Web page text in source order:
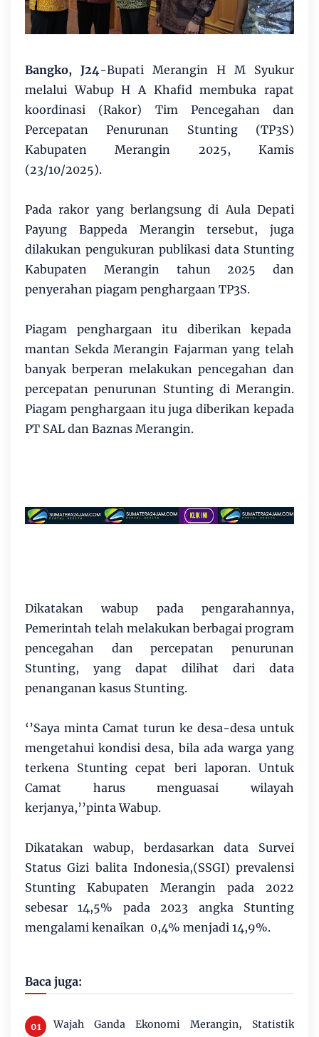
Bangko, J24-Bupati Merangin H M Syukur
melalui Wabup H A Khafid membuka rapat
koordinasi (Rakor) Tim Pencegahan dan
Percepatan Penurunan Stunting (TP3S)
Kabupaten Merangin 2025, Kamis
(23/10/2025).
Pada rakor yang berlangsung di Aula Depati
Payung Bappeda Merangin tersebut, juga
dilakukan pengukuran publikasi data Stunting
Kabupaten Merangin tahun 2025 dan
penyerahan piagam penghargaan TP3S.
Piagam penghargaan itu diberikan kepada
mantan Sekda Merangin Fajarman yang telah
banyak berperan melakukan pencegahan dan
percepatan penurunan Stunting di Merangin.
Piagam penghargaan itu juga diberikan kepada
PT SAL dan Baznas Merangin.
Dikatakan wabup pada pengarahannya,
Pemerintah telah melakukan berbagai program
pencegahan dan percepatan penurunan
Stunting, yang dapat dilihat dari data
penanganan kasus Stunting.
‘’Saya minta Camat turun ke desa-desa untuk
mengetahui kondisi desa, bila ada warga yang
terkena Stunting cepat beri laporan. Untuk
Camat harus menguasai wilayah
kerjanya,’’pinta Wabup.
Dikatakan wabup, berdasarkan data Survei
Status Gizi balita Indonesia,(SSGI) prevalensi
Stunting Kabupaten Merangin pada 2022
sebesar 14,5% pada 2023 angka Stunting
mengalami kenaikan 0,4% menjadi 14,9%.
Baca juga:
Wajah Ganda Ekonomi Merangin, Statistik